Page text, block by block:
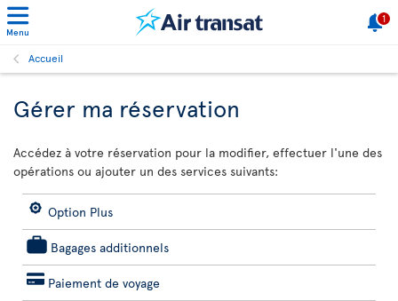
Menu
1
Accueil
Gérer ma réservation
Accédez à votre réservation pour la modifier, effectuer l'une des
opérations ou ajouter un des services suivants:
Option Plus
Bagages additionnels
Paiement de voyage